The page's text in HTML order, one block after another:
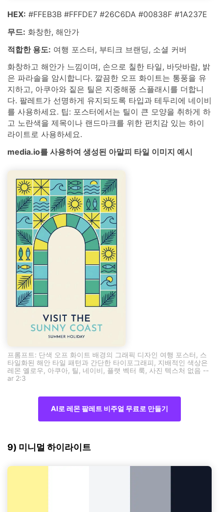
HEX: #FFEB3B #FFFDE7 #26C6DA #00838F #1A237E
무드: 화창한, 해안가
적합한 용도: 여행 포스터, 부티크 브랜딩, 소셜 커버
화창하고 해안가 느낌이며, 손으로 칠한 타일, 바닷바람, 밝
은 파라솔을 암시합니다. 깔끔한 오프 화이트는 통풍을 유
지하고, 아쿠아와 짙은 틸은 지중해풍 스플래시를 더합니
다. 팔레트가 선명하게 유지되도록 타입과 테두리에 네이비
를 사용하세요. 팁: 포스터에서는 틸이 큰 모양을 취하게 하
고 노란색을 제목이나 랜드마크를 위한 펀치감 있는 하이
라이트로 사용하세요.
media.io를 사용하여 생성된 아말피 타일 이미지 예시
프롬프트: 단색 오프 화이트 배경의 그래픽 디자인 여행 포스터, 스
타일화된 해안 타일 패턴과 간단한 타이포그래피, 지배적인 색상은
레몬 옐로우, 아쿠아, 틸, 네이비, 플랫 벡터 룩, 사진 텍스처 없음 --
ar 2:3
AI로 레몬 팔레트 비주얼 무료로 만들기
9) 미니멀 하이라이트